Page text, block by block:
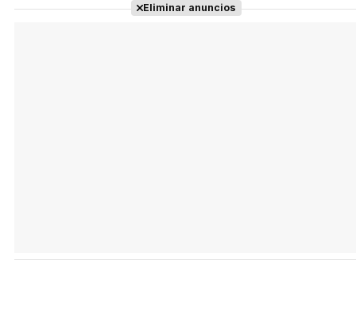
Eliminar anuncios